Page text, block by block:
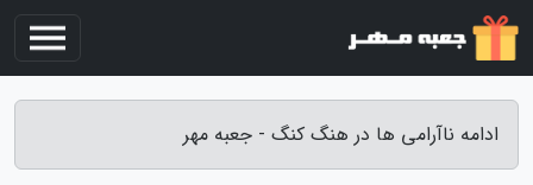
ادامه ناآرامی ها در هنگ کنگ - جعبه مهر